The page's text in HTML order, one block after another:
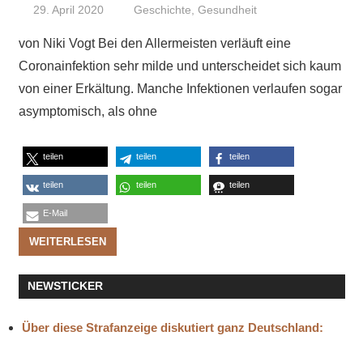
29. April 2020 Niki Vogt
Geschichte,Gesundheit
von Niki Vogt Bei den Allermeisten verläuft eine
Coronainfektion sehr milde und unterscheidet sich kaum
von einer Erkältung. Manche Infektionen verlaufen sogar
asymptomisch, als ohne
teilen teilen teilen
teilen teilen teilen
E-Mail
WEITERLESEN
NEWSTICKER
Über diese Strafanzeige diskutiert ganz Deutschland: